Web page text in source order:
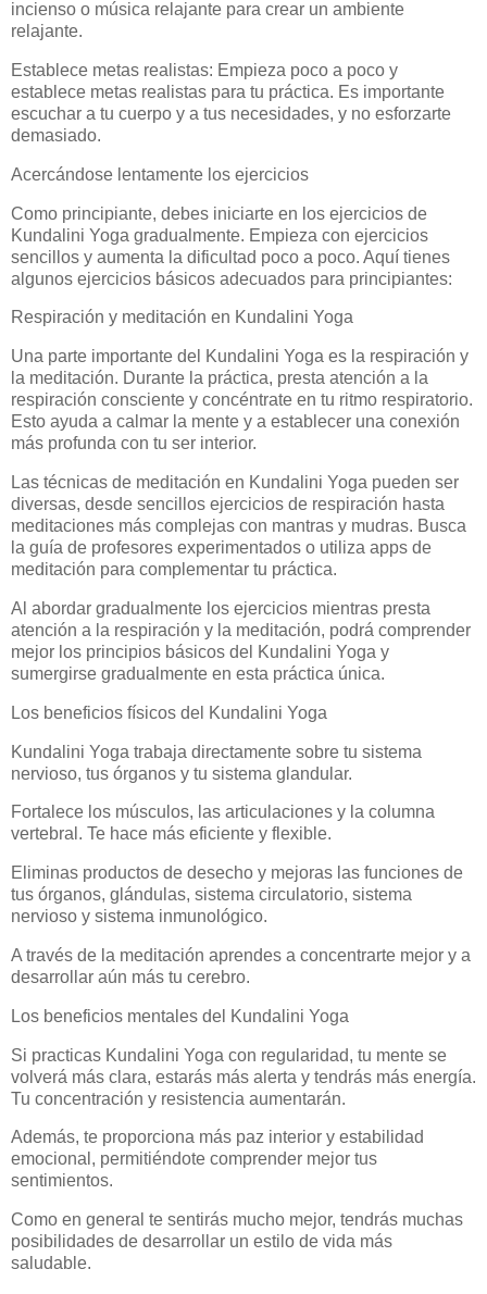
incienso o música relajante para crear un ambiente
relajante.
Establece metas realistas: Empieza poco a poco y
establece metas realistas para tu práctica. Es importante
escuchar a tu cuerpo y a tus necesidades, y no esforzarte
demasiado.
Acercándose lentamente los ejercicios
Como principiante, debes iniciarte en los ejercicios de
Kundalini Yoga gradualmente. Empieza con ejercicios
sencillos y aumenta la dificultad poco a poco. Aquí tienes
algunos ejercicios básicos adecuados para principiantes:
Respiración y meditación en Kundalini Yoga
Una parte importante del Kundalini Yoga es la respiración y
la meditación. Durante la práctica, presta atención a la
respiración consciente y concéntrate en tu ritmo respiratorio.
Esto ayuda a calmar la mente y a establecer una conexión
más profunda con tu ser interior.
Las técnicas de meditación en Kundalini Yoga pueden ser
diversas, desde sencillos ejercicios de respiración hasta
meditaciones más complejas con mantras y mudras. Busca
la guía de profesores experimentados o utiliza apps de
meditación para complementar tu práctica.
Al abordar gradualmente los ejercicios mientras presta
atención a la respiración y la meditación, podrá comprender
mejor los principios básicos del Kundalini Yoga y
sumergirse gradualmente en esta práctica única.
Los beneficios físicos del Kundalini Yoga
Kundalini Yoga trabaja directamente sobre tu sistema
nervioso, tus órganos y tu sistema glandular.
Fortalece los músculos, las articulaciones y la columna
vertebral. Te hace más eficiente y flexible.
Eliminas productos de desecho y mejoras las funciones de
tus órganos, glándulas, sistema circulatorio, sistema
nervioso y sistema inmunológico.
A través de la meditación aprendes a concentrarte mejor y a
desarrollar aún más tu cerebro.
Los beneficios mentales del Kundalini Yoga
Si practicas Kundalini Yoga con regularidad, tu mente se
volverá más clara, estarás más alerta y tendrás más energía.
Tu concentración y resistencia aumentarán.
Además, te proporciona más paz interior y estabilidad
emocional, permitiéndote comprender mejor tus
sentimientos.
Como en general te sentirás mucho mejor, tendrás muchas
posibilidades de desarrollar un estilo de vida más
saludable.